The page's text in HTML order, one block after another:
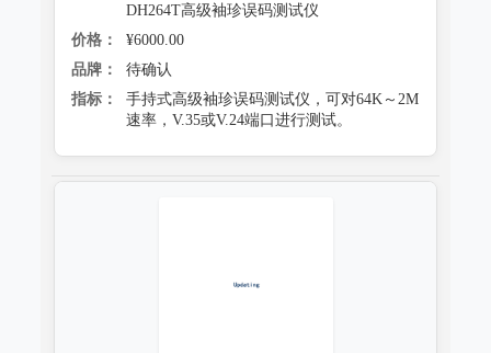
DH264T高级袖珍误码测试仪
价格：
¥6000.00
品牌：
待确认
指标：
手持式高级袖珍误码测试仪，可对64K～2M
速率，V.35或V.24端口进行测试。